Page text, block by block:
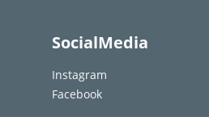
SocialMedia
Instagram
Facebook